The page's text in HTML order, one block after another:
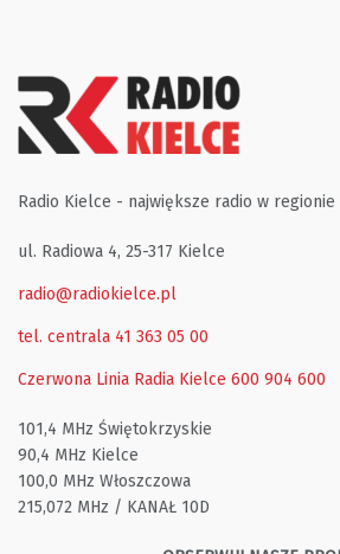
Radio Kielce - największe radio w
ul. Radiowa 4, 25-317 Kielce
radio@radiokielce.pl
tel. centrala 41 363 05 00
Czerwona Linia Radia Kielce 600 904 600
101,4 MHz Świętokrzyskie
90,4 MHz Kielce
100,0 MHz Włoszczowa
215,072 MHz / KANAŁ 10D